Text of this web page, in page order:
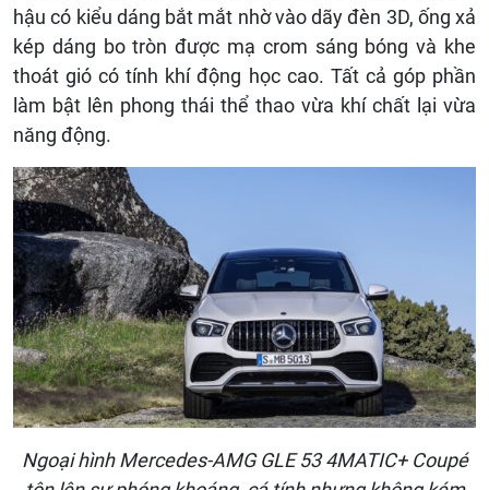
hậu có kiểu dáng bắt mắt nhờ vào dãy đèn 3D, ống xả
kép dáng bo tròn được mạ crom sáng bóng và khe
thoát gió có tính khí động học cao. Tất cả góp phần
làm bật lên phong thái thể thao vừa khí chất lại vừa
năng động.
Ngoại hình Mercedes-AMG GLE 53 4MATIC+ Coupé